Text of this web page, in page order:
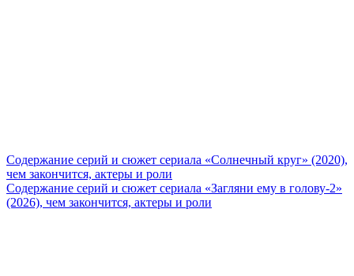
Содержание серий и сюжет сериала «Солнечный круг» (2020),
чем закончится, актеры и роли
Содержание серий и сюжет сериала «Загляни ему в голову-2»
(2026), чем закончится, актеры и роли